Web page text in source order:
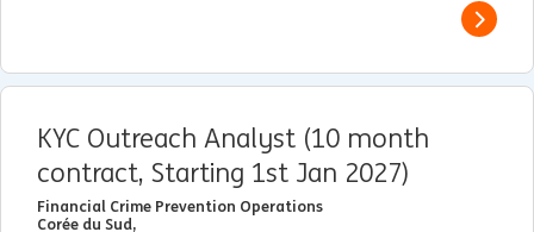
View
KYC Outreach Analyst (10 month
contract, Starting 1st Jan 2027)
Financial Crime Prevention Operations
Corée du Sud,